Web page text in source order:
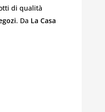
di qualità
. Da La Casa